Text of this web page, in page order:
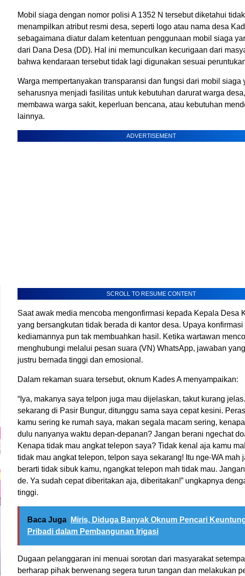
Mobil siaga dengan nomor polisi A 1352 N tersebut diketahui
menampilkan atribut resmi desa, seperti logo atau nama desa
sebagaimana diatur dalam ketentuan penggunaan mobil siaga
dari Dana Desa (DD). Hal ini memunculkan kecurigaan dari
bahwa kendaraan tersebut tidak lagi digunakan sesuai
Warga mempertanyakan transparansi dan fungsi dari mobil siaga
seharusnya menjadi fasilitas untuk kebutuhan darurat warga
membawa warga sakit, keperluan bencana, atau kebutuhan
lainnya.
ADVERTISEMENT
SCROLL TO RESUME CONTENT
Saat awak media mencoba mengonfirmasi kepada Kepala Desa
yang bersangkutan tidak berada di kantor desa. Upaya
kediamannya pun tak membuahkan hasil. Ketika wartawan
menghubungi melalui pesan suara (VN) WhatsApp, jawaban
justru bernada tinggi dan emosional.
Dalam rekaman suara tersebut, oknum Kades A menyampaikan:
“Iya, makanya saya telpon juga mau dijelaskan, takut kurang
sekarang di Pasir Bungur, ditunggu sama saya cepat kesini.
kamu sering ke rumah saya, makan segala macam sering,
dulu nanyanya waktu depan-depanan? Jangan berani ngechat
Kenapa tidak mau angkat telepon saya? Tidak kenal aja kamu
tidak mau angkat telepon, telpon saya sekarang! Itu nge-WA mah
berarti tidak sibuk kamu, ngangkat telepon mah tidak mau.
de. Ya sudah cepat diberitakan aja, diberitakan!” ungkapnya
tinggi.
Baca Juga
Miris, Diduga Banyak Oknum Pencari
Pribadi dalam Pembangunan Irigasi
Dugaan pelanggaran ini menuai sorotan dari masyarakat
berharap pihak berwenang segera turun tangan dan melakukan